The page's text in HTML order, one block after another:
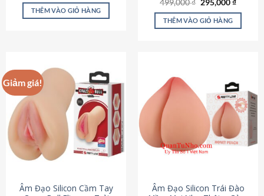
5 sao là:
750,000 ₫.
tại
545,000 ₫.
THÊM VÀO GIỎ HÀNG
Được xếp
hạng4.75
5 sao
499,000₫
là:
499,000 ₫.
295,000₫
tại
THÊM VÀO GIỎ HÀNG
Giảm giá!
Âm Đạo Silicon Cầm Tay
Âm Đạo Silicon Trái Đào